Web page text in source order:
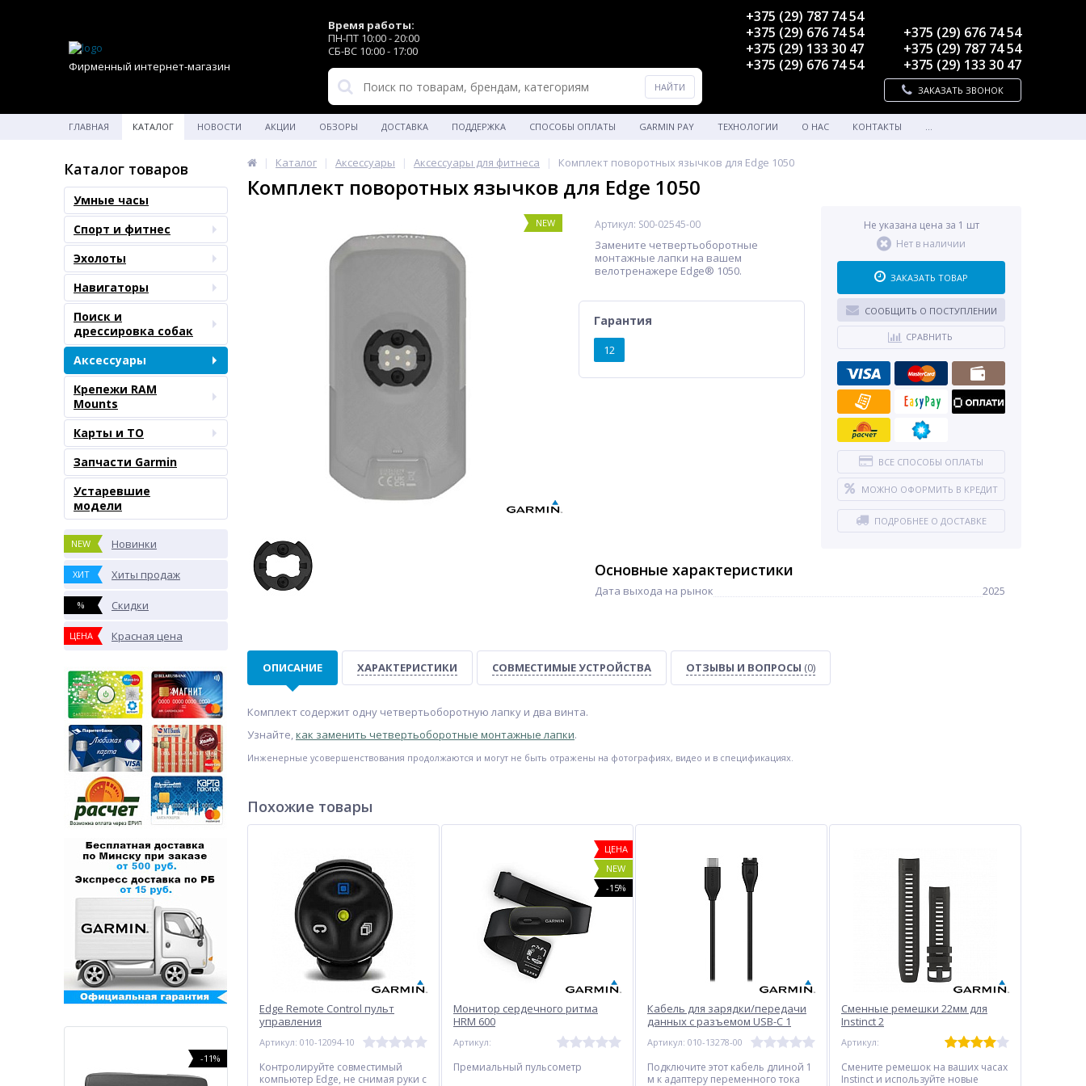
Фирменный интернет-магазин
Время работы:
ПН-ПТ 10:00 - 20:00
СБ-ВС 10:00 - 17:00
+375 (29) 787 74 54
+375 (29) 676 74 54
+375 (29) 133 30 47
+375 (29) 676 74 54
+375 (29) 676 74 54
+375 (29) 787 74 54
+375 (29) 133 30 47
ЗАКАЗАТЬ ЗВОНОК
ГЛАВНАЯ КАТАЛОГ НОВОСТИ АКЦИИ ОБЗОРЫ ДОСТАВКА ПОДДЕРЖКА СПОСОБЫ ОПЛАТЫ GARMIN PAY ТЕХНОЛОГИИ О НАС КОНТАКТЫ ...
Каталог товаров
Умные часы
Спорт и фитнес
Эхолоты
Навигаторы
Поиск и
дрессировка собак
Аксессуары
Крепежи RAM
Mounts
Карты и ТО
Запчасти Garmin
Устаревшие
модели
NEW Новинки
ХИТ Хиты продаж
% Скидки
ЦЕНА Красная цена
-11%
Каталог Аксессуары Аксессуары для фитнеса Комплект поворотных язычков для Edge 1050
Комплект поворотных язычков для Edge 1050
NEW Артикул: S00-02545-00
Замените четвертьоборотные
монтажные лапки на вашем
велотренажере Edge® 1050.
Гарантия
12
Не указана цена за 1 шт
Нет в наличии
ЗАКАЗАТЬ ТОВАР
СООБЩИТЬ О ПОСТУПЛЕНИИ
СРАВНИТЬ
ВСЕ СПОСОБЫ ОПЛАТЫ
МОЖНО ОФОРМИТЬ В КРЕДИТ
ПОДРОБНЕЕ О ДОСТАВКЕ
Основные характеристики
Дата выхода на рынок 2025
ОПИСАНИЕ ХАРАКТЕРИСТИКИ СОВМЕСТИМЫЕ УСТРОЙСТВА ОТЗЫВЫ И ВОПРОСЫ (0)
Комплект содержит одну четвертьоборотную лапку и два винта.
Узнайте,как заменить четвертьоборотные монтажные лапки.
Инженерные усовершенствования продолжаются и могут не быть отражены на фотографиях, видео и в спецификациях.
Похожие товары
Edge Remote Control пульт
управления
Артикул: 010-12094-10
Контролируйте совместимый
компьютер Edge, не снимая руки с
ЦЕНА
NEW
-15%
Монитор сердечного ритма
HRM 600
Артикул:
Премиальный пульсометр
Кабель для зарядки/передачи
данных с разъемом USB-C 1
Артикул: 010-13278-00
Подключите этот кабель длиной 1
м к адаптеру переменного тока
Сменные ремешки 22мм для
Instinct 2
Артикул:
Смените ремешок на ваших часах
Instinct и используйте новые